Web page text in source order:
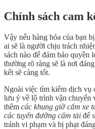
Chính sách cam
Vậy nếu hàng hóa của bạn
ai sẽ là người chịu trách
sách nào để đảm bảo quyền
thường rõ ràng sẽ là nơi
kết sẽ càng tốt.
Ngoài việc tìm kiếm dịch vụ
lưu ý về lộ trình vận chuyển
thêm các khung giờ cấm xe
các tuyến đường cấm tải để
tránh vi phạm và bị phạt